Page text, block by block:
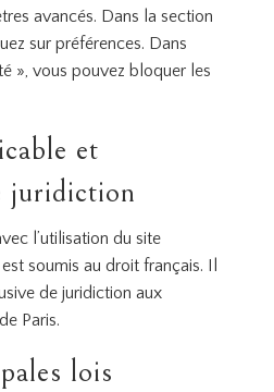
avancés. Dans la section
sur préférences. Dans
», vous pouvez bloquer les
et
juridiction
l’utilisation du site
est soumis au droit français. Il
de juridiction aux
Paris.
lois